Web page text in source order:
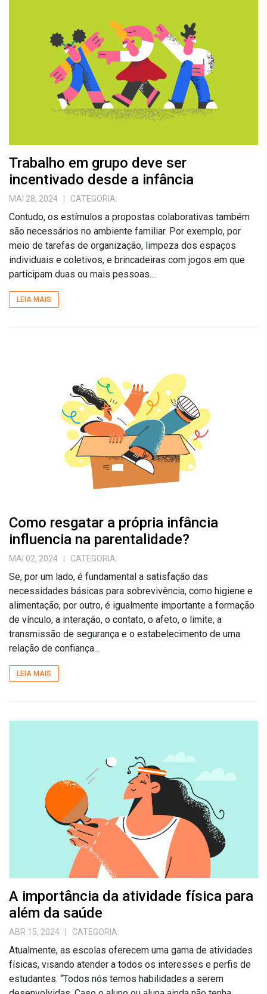
Trabalho em grupo deve ser
incentivado desde a infância
MAI 28, 2024 | CATEGORIA:
Contudo, os estímulos a propostas colaborativas também
são necessários no ambiente familiar. Por exemplo, por
meio de tarefas de organização, limpeza dos espaços
individuais e coletivos, e brincadeiras com jogos em que
participam duas ou mais pessoas....
LEIA MAIS
Como resgatar a própria infância
influencia na parentalidade?
MAI 02, 2024 | CATEGORIA:
Se, por um lado, é fundamental a satisfação das
necessidades básicas para sobrevivência, como higiene e
alimentação, por outro, é igualmente importante a formação
de vínculo, a interação, o contato, o afeto, o limite, a
transmissão de segurança e o estabelecimento de uma
relação de confiança...
LEIA MAIS
A importância da atividade física para
além da saúde
ABR 15, 2024 | CATEGORIA:
Atualmente, as escolas oferecem uma gama de atividades
físicas, visando atender a todos os interesses e perfis de
estudantes. “Todos nós temos habilidades a serem